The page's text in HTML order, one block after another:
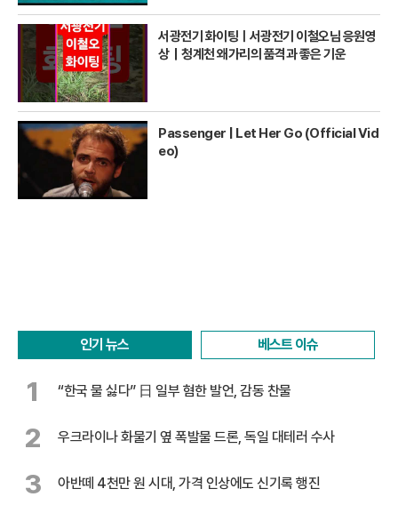
서광전기 화이팅ㅣ서광전기 이철오님 응원영
상｜청계천 왜가리의 품격과 좋은 기운
Passenger | Let Her Go (Official Vid
eo)
인기 뉴스 베스트 이슈
1 “한국 물 싫다” 日 일부 혐한 발언, 감동 찬물
2 우크라이나 화물기 옆 폭발물 드론, 독일 대테러 수사
3 아반떼 4천만 원 시대, 가격 인상에도 신기록 행진